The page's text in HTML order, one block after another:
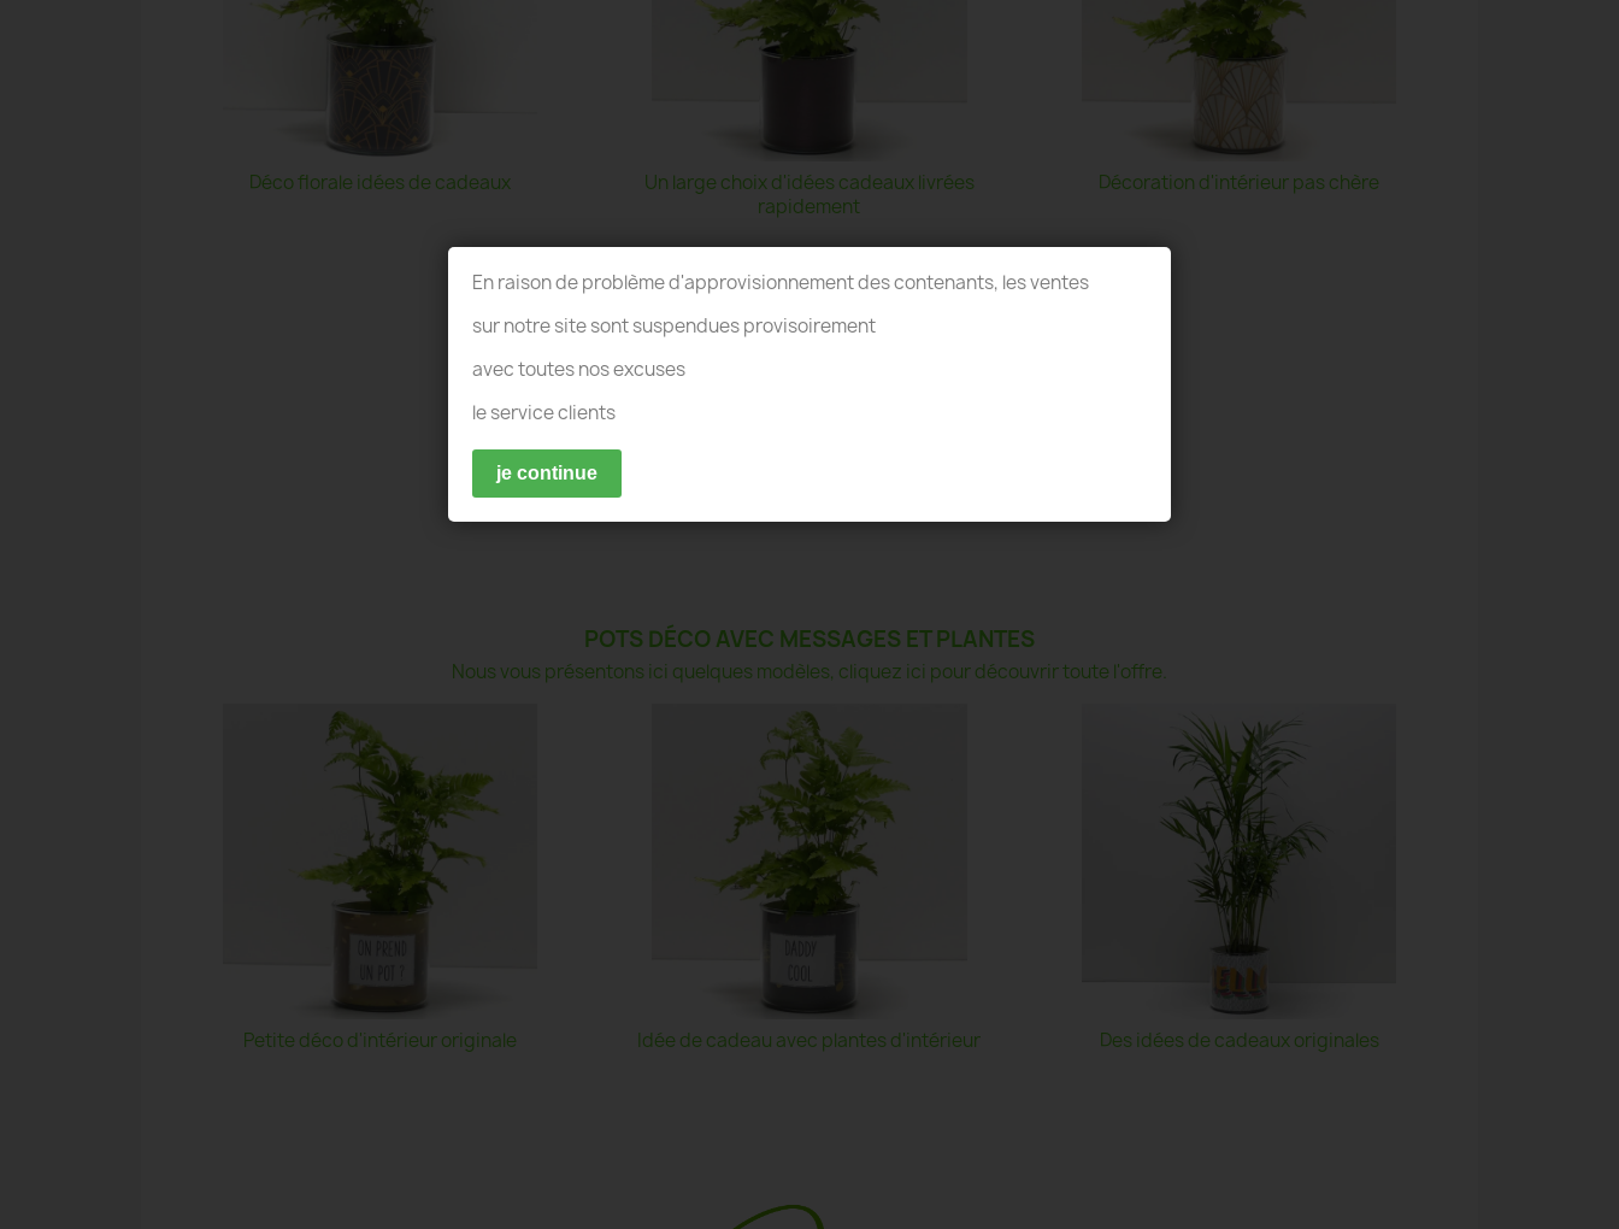
Déco florale idées de cadeaux
Un large choix d'idées cadeaux livrées
rapidement
Décoration d'intérieur pas chère
POTS DÉCO AVEC MESSAGES ET PLANTES
Nous vous présentons ici quelques modèles, cliquez ici pour découvrir toute l'offre.
Petite déco d'intérieur originale Idée de cadeau avec plantes d'intérieur Des idées de cadeaux originales
En raison de problème d'approvisionnement des contenants, les ventes
sur notre site sont suspendues provisoirement
avec toutes nos excuses
le service clients
je continue